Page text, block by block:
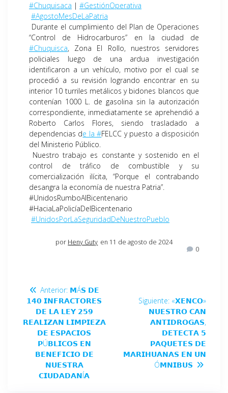
#Chuquisaca | #GestiónOperativa
#AgostoMesDeLaPatria
Durante el cumplimiento del Plan de Operaciones
“Control de Hidrocarburos” en la ciudad de
#Chuquisca, Zona El Rollo, nuestros servidores
policiales luego de una ardua investigación
identificaron a un vehículo, motivo por el cual se
procedió a su revisión logrando encontrar en su
interior 10 turriles metálicos y bidones blancos que
contenían 1000 L. de gasolina sin la autorización
correspondiente, inmediatamente se aprehendió a
Roberto Carlos Flores, siendo trasladado a
dependencias de la #FELCC y puesto a disposición
del Ministerio Público.
Nuestro trabajo es constante y sostenido en el
control de tráfico de combustible y su
comercialización ilícita, “Porque el contrabando
desangra la economía de nuestra Patria”.
#UnidosRumboAlBicentenario
#HaciaLaPolicíaDelBicentenario
#UnidosPorLaSeguridadDeNuestroPueblo
por Heny Guty en 11 de agosto de 2024
0
Anterior: 𝗠Á𝗦 𝗗𝗘
𝟭𝟰𝟬 𝗜𝗡𝗙𝗥𝗔𝗖𝗧𝗢𝗥𝗘𝗦
𝗗𝗘 𝗟𝗔 𝗟𝗘𝗬 𝟮𝟱𝟵
𝗥𝗘𝗔𝗟𝗜𝗭𝗔𝗡 𝗟𝗜𝗠𝗣𝗜𝗘𝗭𝗔
𝗗𝗘 𝗘𝗦𝗣𝗔𝗖𝗜𝗢𝗦
𝗣Ú𝗕𝗟𝗜𝗖𝗢𝗦 𝗘𝗡
𝗕𝗘𝗡𝗘𝗙𝗜𝗖𝗜𝗢 𝗗𝗘
𝗡𝗨𝗘𝗦𝗧𝗥𝗔
𝗖𝗜𝗨𝗗𝗔𝗗𝗔𝗡Í𝗔
Siguiente: «𝗫𝗘𝗡𝗖𝗢»
𝗡𝗨𝗘𝗦𝗧𝗥𝗢 𝗖𝗔𝗡
𝗔𝗡𝗧𝗜𝗗𝗥𝗢𝗚𝗔𝗦,
𝗗𝗘𝗧𝗘𝗖𝗧𝗔 𝟱
𝗣𝗔𝗤𝗨𝗘𝗧𝗘𝗦 𝗗𝗘
𝗠𝗔𝗥𝗜𝗛𝗨𝗔𝗡𝗔𝗦 𝗘𝗡 𝗨𝗡
Ó𝗠𝗡𝗜𝗕𝗨𝗦